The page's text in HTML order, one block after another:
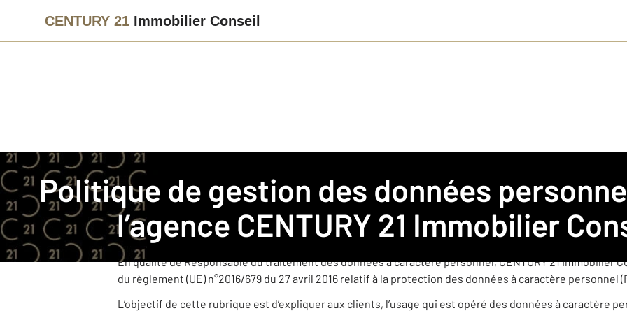
CENTURY 21 Immobilier Conseil
Politique de gestion des données personnelles pour
l’agence CENTURY 21 Immobilier
Immobilier Politique de gestion des données personnelles pour l’agence CENTURY 21 Immobilier Conseil
CENTURY 21 Immobilier Conseil est une agence immobilière franchisée membre du réseau de franchise
Cette agence, juridiquement et financièrement indépendante est amenée à collecter et traiter des
dans le cadre de ses activités.
En qualité de Responsable du traitement des données à caractère personnel, CENTURY 21 Immobilier
du règlement (UE) n°2016/679 du 27 avril 2016 relatif à la protection des données à caractère personnel
L’objectif de cette rubrique est d’expliquer aux clients, l’usage qui est opéré des données à caractère